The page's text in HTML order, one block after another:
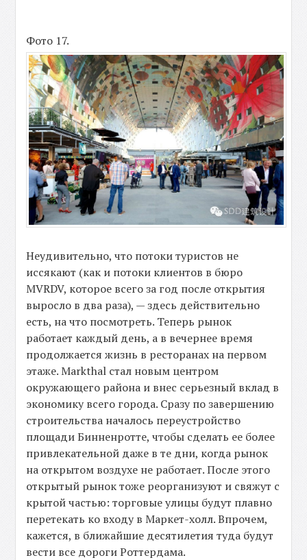
Фото 17.
Неудивительно, что потоки туристов не
иссякают (как и потоки клиентов в бюро
MVRDV, которое всего за год после открытия
выросло в два раза), — здесь действительно
есть, на что посмотреть. Теперь рынок
работает каждый день, а в вечернее время
продолжается жизнь в ресторанах на первом
этаже. Markthal стал новым центром
окружающего района и внес серьезный вклад в
экономику всего города. Сразу по завершению
строительства началось переустройство
площади Бинненротте, чтобы сделать ее более
привлекательной даже в те дни, когда рынок
на открытом воздухе не работает. После этого
открытый рынок тоже реорганизуют и свяжут с
крытой частью: торговые улицы будут плавно
перетекать ко входу в Маркет-холл. Впрочем,
кажется, в ближайшие десятилетия туда будут
вести все дороги Роттердама.